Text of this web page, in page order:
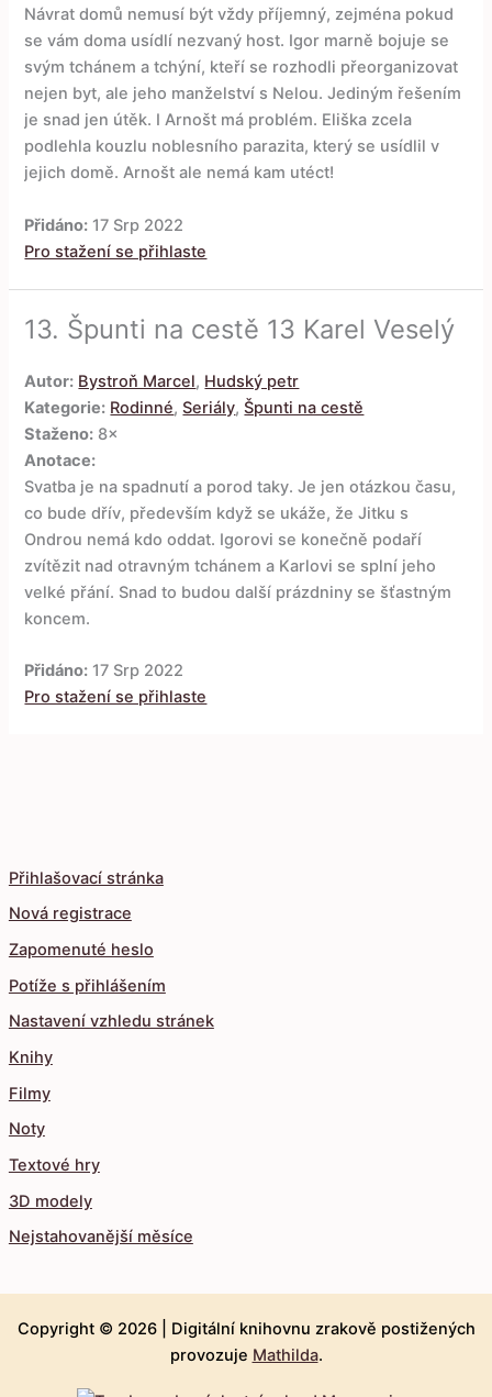
Přihlašovací stránka
Nová registrace
Zapomenuté heslo
Potíže s přihlášením
Nastavení vzhledu stránek
Knihy
Filmy
Noty
Textové hry
3D modely
Nejstahovanější měsíce
Návrat domů nemusí být vždy příjemný, zejména pokud
se vám doma usídlí nezvaný host. Igor marně bojuje se
svým tchánem a tchýní, kteří se rozhodli přeorganizovat
nejen byt, ale jeho manželství s Nelou. Jediným řešením
je snad jen útěk. I Arnošt má problém. Eliška zcela
podlehla kouzlu noblesního parazita, který se usídlil v
jejich domě. Arnošt ale nemá kam utéct!
Přidáno: 17 Srp 2022
Pro stažení se přihlaste
13. Špunti na cestě 13 Karel Veselý
Autor: Bystroň Marcel, Hudský petr
Kategorie: Rodinné,Seriály,Špunti na cestě
Staženo: 8×
Anotace:
Svatba je na spadnutí a porod taky. Je jen otázkou času,
co bude dřív, především když se ukáže, že Jitku s
Ondrou nemá kdo oddat. Igorovi se konečně podaří
zvítězit nad otravným tchánem a Karlovi se splní jeho
velké přání. Snad to budou další prázdniny se šťastným
koncem.
Přidáno: 17 Srp 2022
Pro stažení se přihlaste
Copyright © 2026 | Digitální knihovnu zrakově postižených
provozuje Mathilda.